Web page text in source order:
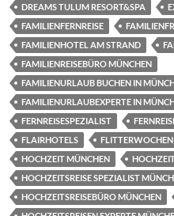
DREAMS TULUM RESORT&SPA
FAMILIENFERNREISE
FAMILIENHOTEL AM STRAND
FAMILIENREISEBÜRO MÜNCHEN
FAMILIENURLAUB BUCHEN IN
FAMILIENURLAUBEXPERTE IN
FERNREISESPEZIALIST
FLAIRHOTELS
FLITTERWOCHEN
HOCHZEIT MÜNCHEN
HOCHZEITSREISE SPEZIALIST
HOCHZEITSREISEBÜRO MÜNCHEN